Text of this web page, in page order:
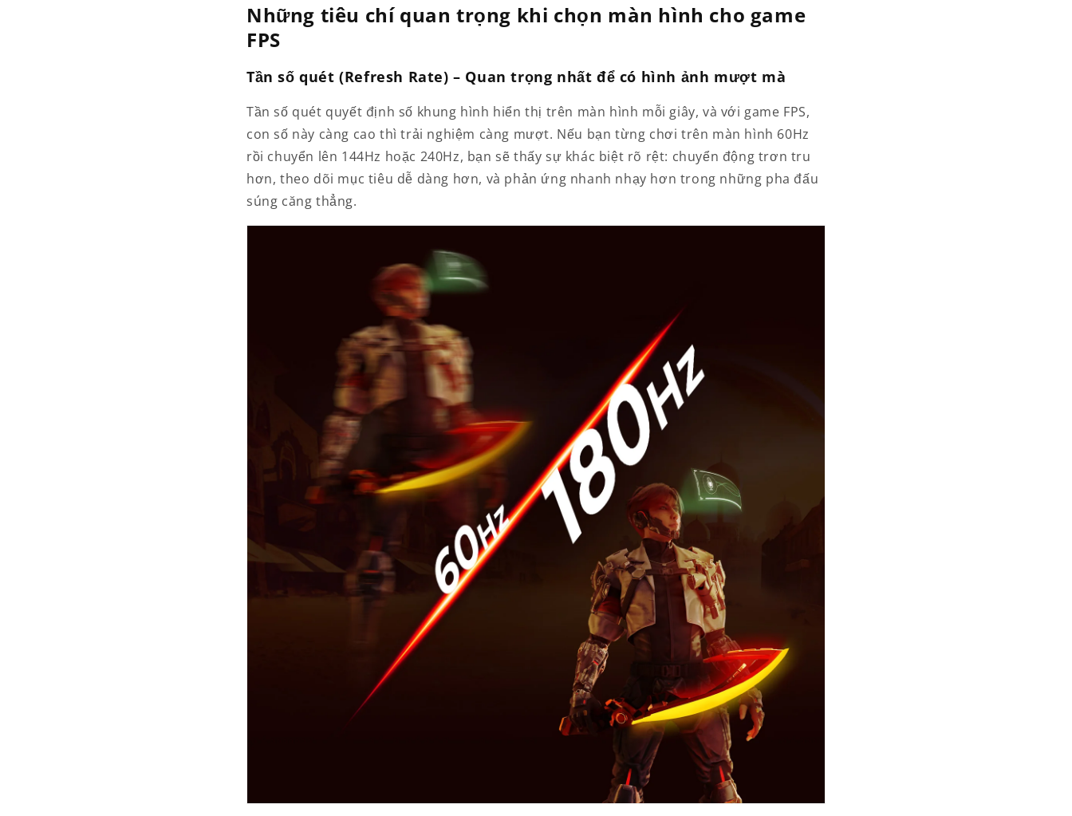
Những tiêu chí quan trọng khi chọn màn hình cho game
FPS
Tần số quét (Refresh Rate) – Quan trọng nhất để có hình ảnh mượt mà
Tần số quét quyết định số khung hình hiển thị trên màn hình mỗi giây, và với game FPS,
con số này càng cao thì trải nghiệm càng mượt. Nếu bạn từng chơi trên màn hình 60Hz
rồi chuyển lên 144Hz hoặc 240Hz, bạn sẽ thấy sự khác biệt rõ rệt: chuyển động trơn tru
hơn, theo dõi mục tiêu dễ dàng hơn, và phản ứng nhanh nhạy hơn trong những pha đấu
súng căng thẳng.